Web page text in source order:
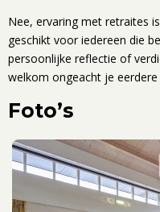
Nee, ervaring met retraites
geschikt voor iedereen die
persoonlijke reflectie of
welkom ongeacht je
Foto’s